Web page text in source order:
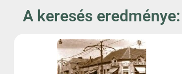
A keresés eredménye: